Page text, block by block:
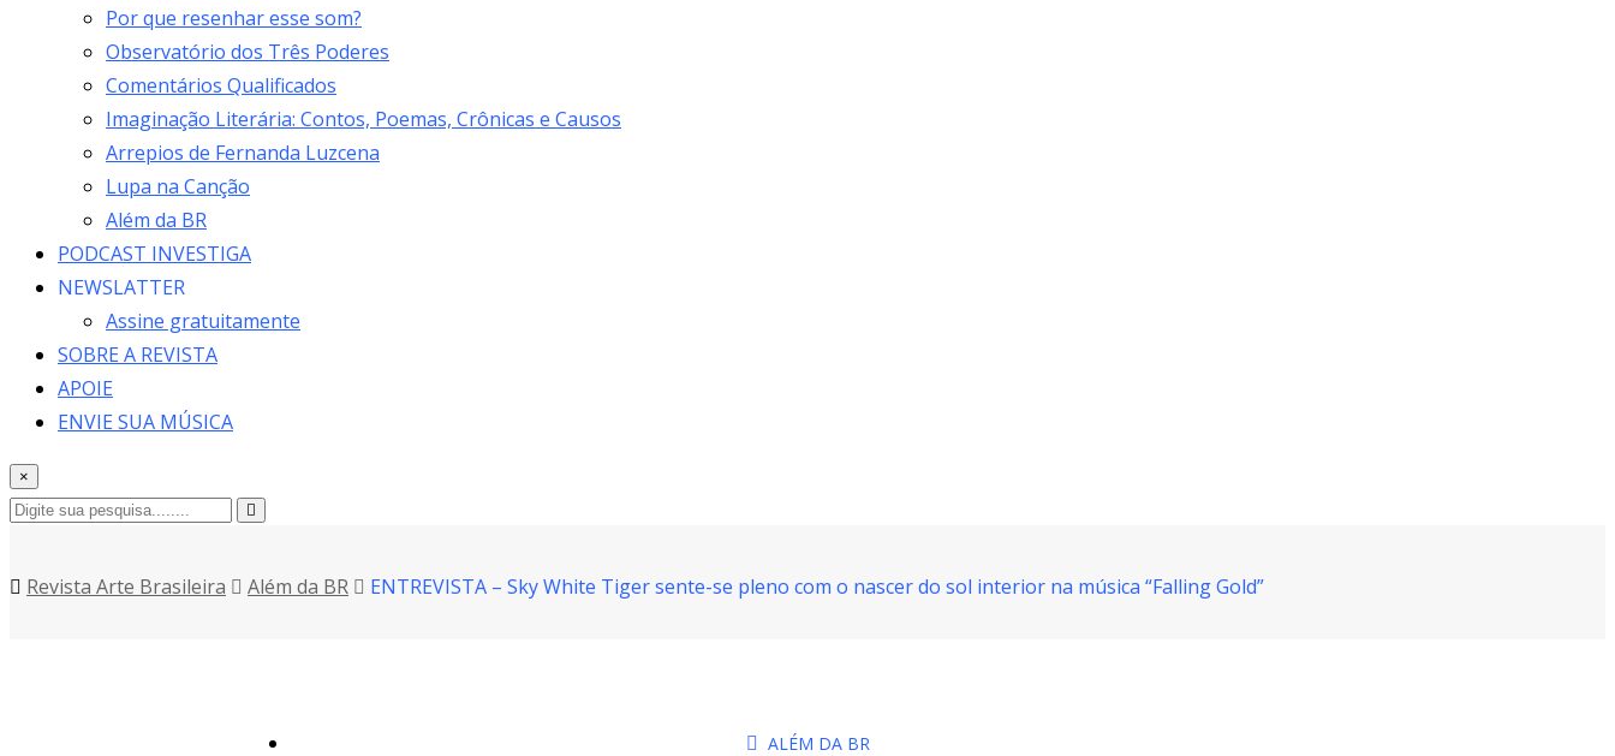
Por que resenhar esse som?
Observatório dos Três Poderes
Comentários Qualificados
Imaginação Literária: Contos, Poemas, Crônicas e Causos
Arrepios de Fernanda Luzcena
Lupa na Canção
Além da BR
PODCAST INVESTIGA
NEWSLATTER
Assine gratuitamente
SOBRE A REVISTA
APOIE
ENVIE SUA MÚSICA
×
Revista Arte Brasileira Além da BR ENTREVISTA – Sky White Tiger sente-se pleno com o nascer do sol interior na música “Falling Gold”
ALÉM DA BR